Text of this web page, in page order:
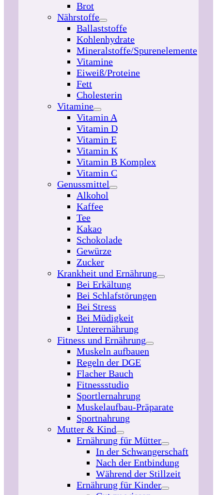
Brot
Nährstoffe
Ballaststoffe
Kohlenhydrate
Mineralstoffe/Spurenelemente
Vitamine
Eiweiß/Proteine
Fett
Cholesterin
Vitamine
Vitamin A
Vitamin D
Vitamin E
Vitamin K
Vitamin B Komplex
Vitamin C
Genussmittel
Alkohol
Kaffee
Tee
Kakao
Schokolade
Gewürze
Zucker
Krankheit und Ernährung
Bei Erkältung
Bei Schlafstörungen
Bei Stress
Bei Müdigkeit
Unterernährung
Fitness und Ernährung
Muskeln aufbauen
Regeln der DGE
Flacher Bauch
Fitnessstudio
Sportlernahrung
Muskelaufbau-Präparate
Sportnahrung
Mutter & Kind
Ernährung für Mütter
In der Schwangerschaft
Nach der Entbindung
Während der Stillzeit
Ernährung für Kinder